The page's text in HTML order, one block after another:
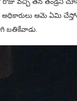
రోజు వచ్చి తన
ఆమె ఏమి
బతికేవాడు.